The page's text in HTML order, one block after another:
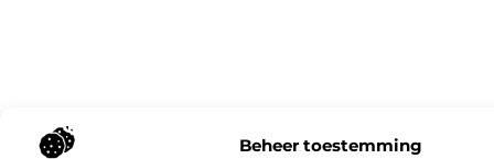
Beheer toestemming